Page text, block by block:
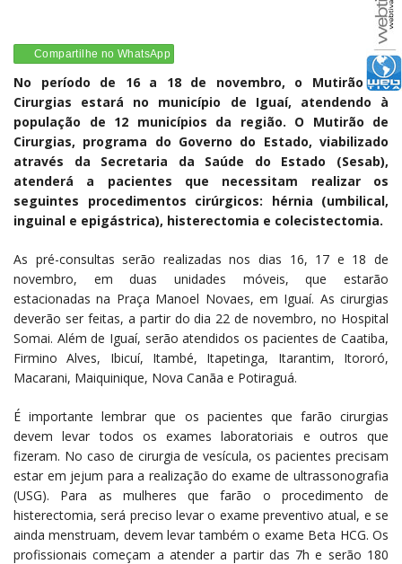
Compartilhe no WhatsApp
No período de 16 a 18 de novembro, o Mutirão de
Cirurgias estará no município de Iguaí, atendendo à
população de 12 municípios da região. O Mutirão de
Cirurgias, programa do Governo do Estado, viabilizado
através da Secretaria da Saúde do Estado (Sesab),
atenderá a pacientes que necessitam realizar os
seguintes procedimentos cirúrgicos: hérnia (umbilical,
inguinal e epigástrica), histerectomia e colecistectomia.
As pré-consultas serão realizadas nos dias 16, 17 e 18 de
novembro, em duas unidades móveis, que estarão
estacionadas na Praça Manoel Novaes, em Iguaí. As cirurgias
deverão ser feitas, a partir do dia 22 de novembro, no Hospital
Somai. Além de Iguaí, serão atendidos os pacientes de Caatiba,
Firmino Alves, Ibicuí, Itambé, Itapetinga, Itarantim, Itororó,
Macarani, Maiquinique, Nova Canãa e Potiraguá.
É importante lembrar que os pacientes que farão cirurgias
devem levar todos os exames laboratoriais e outros que
fizeram. No caso de cirurgia de vesícula, os pacientes precisam
estar em jejum para a realização do exame de ultrassonografia
(USG). Para as mulheres que farão o procedimento de
histerectomia, será preciso levar o exame preventivo atual, e se
ainda menstruam, devem levar também o exame Beta HCG. Os
profissionais começam a atender a partir das 7h e serão 180